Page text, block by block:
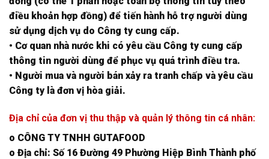
điều khoản hợp đồng) để tiến hành hỗ trợ người dùng
sử dụng dịch vụ do Công ty cung cấp.
• Cơ quan nhà nước khi có yêu cầu Công ty cung cấp
thông tin người dùng để phục vụ quá trình điều tra.
• Người mua và người bán xảy ra tranh chấp và yêu cầu
Công ty là đơn vị hòa giải.
Địa chỉ của đơn vị thu thập và quản lý thông tin cá nhân:
o CÔNG TY TNHH GUTAFOOD
o Địa chỉ: Số 16 Đường 49 Phường Hiệp Bình Thành phố